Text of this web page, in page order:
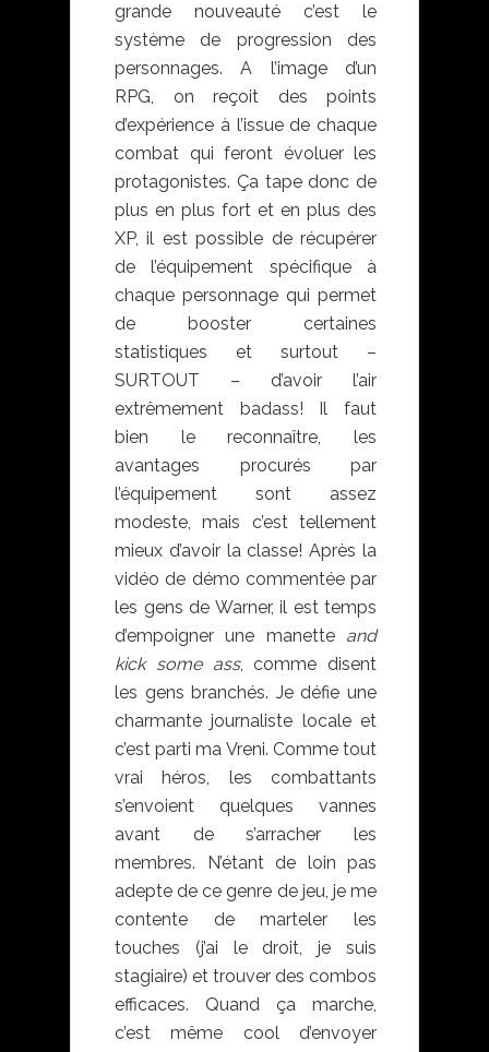
grande nouveauté c’est le
système de progression des
personnages. A l’image d’un
RPG, on reçoit des points
d’expérience à l’issue de chaque
combat qui feront évoluer les
protagonistes. Ça tape donc de
plus en plus fort et en plus des
XP, il est possible de récupérer
de l’équipement spécifique à
chaque personnage qui permet
de booster certaines
statistiques et surtout –
SURTOUT – d’avoir l’air
extrêmement badass! Il faut
bien le reconnaître, les
avantages procurés par
l’équipement sont assez
modeste, mais c’est tellement
mieux d’avoir la classe! Après la
vidéo de démo commentée par
les gens de Warner, il est temps
d’empoigner une manette and
kick some ass, comme disent
les gens branchés. Je défie une
charmante journaliste locale et
c’est parti ma Vreni. Comme tout
vrai héros, les combattants
s’envoient quelques vannes
avant de s’arracher les
membres. N’étant de loin pas
adepte de ce genre de jeu, je me
contente de marteler les
touches (j’ai le droit, je suis
stagiaire) et trouver des combos
efficaces. Quand ça marche,
c’est même cool d’envoyer